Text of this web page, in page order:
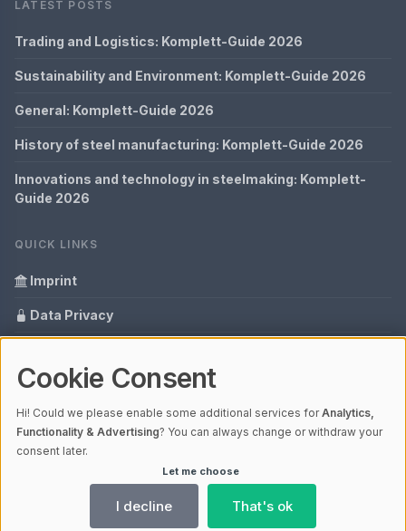
LATEST POSTS
Trading and Logistics: Komplett-Guide 2026
Sustainability and Environment: Komplett-Guide 2026
General: Komplett-Guide 2026
History of steel manufacturing: Komplett-Guide 2026
Innovations and technology in steelmaking: Komplett-
Guide 2026
QUICK LINKS
Imprint
Data Privacy
Glossary
Your data protection
© 2026 Cabaro Group - Blog | V4.1
Ladezeit 0,48s | Cache: APCu
Cookie Consent
Hi! Could we please enable some additional services forAnalytics,
Functionality & Advertising? You can always change or withdraw your
consent later.
Let me choose
I decline That's ok